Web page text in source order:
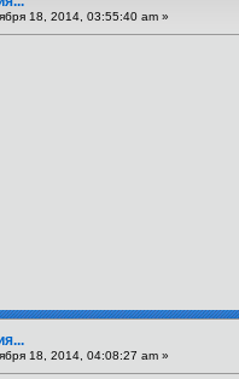
18, 2014, 03:55:40 am »
18, 2014, 04:08:27 am »